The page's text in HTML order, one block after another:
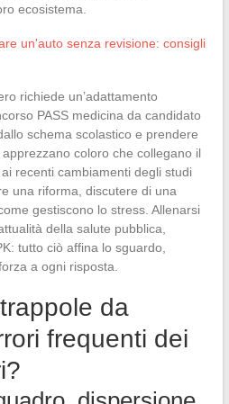
ecosistema.
un'auto senza revisione: consigli
richiede un’adattamento
PASS medicina da candidato
schema scolastico e prendere
coloro che collegano il
recenti cambiamenti degli studi
una riforma, discutere di una
gestiscono lo stress. Allenarsi
della salute pubblica,
tutto ciò affina lo sguardo,
a ogni risposta.
da
frequenti dei